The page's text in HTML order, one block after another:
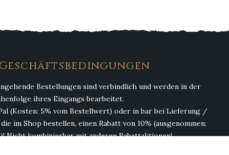
Bestellungen sind verbindlich und werden in der
ihres Eingangs bearbeitet.
(Kosten: 5% vom Bestellwert) oder in bar bei Lieferung /
im Shop bestellen, einen Rabatt von 10% (ausgenommen:
Nicht kombinierbar mit anderen Rabattaktionen!